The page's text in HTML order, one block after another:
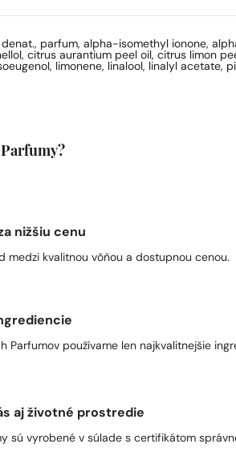
parfum, alpha-isomethyl ionone,
citrus aurantium peel oil, citrus limon
limonene, linalool, linalyl
nižšiu cenu
medzi kvalitnou vôňou a dostupnou cenou.
Parfumov používame len najkvalitnejšie
aj životné prostredie
sú vyrobené v súlade s certifikátom